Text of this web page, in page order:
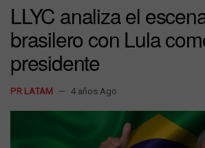
LLYC analiza el
brasilero con Lula
presidente
PR LATAM 4 años Ago